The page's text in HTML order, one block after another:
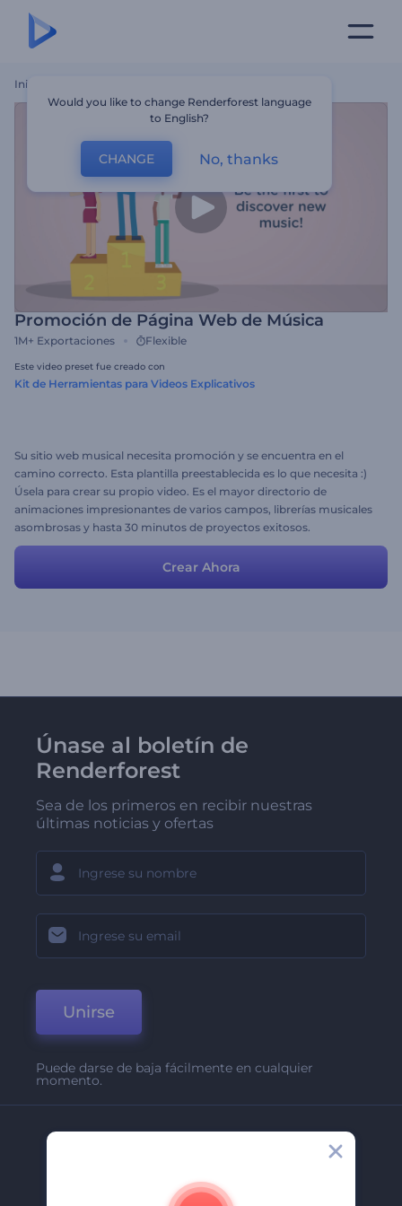
Inicio
Promoción de Página Web de Música
1M+ Exportaciones Flexible
Este video preset fue creado con
Kit de Herramientas para Videos Explicativos
Su sitio web musical necesita promoción y se encuentra en el
camino correcto. Esta plantilla preestablecida es lo que necesita :)
Úsela para crear su propio video. Es el mayor directorio de
animaciones impresionantes de varios campos, librerías musicales
asombrosas y hasta 30 minutos de proyectos exitosos.
Crear Ahora
Únase al boletín de
Renderforest
Sea de los primeros en recibir nuestras
últimas noticias y ofertas
Unirse
Puede darse de baja fácilmente en cualquier
momento.
Would you like to change Renderforest language
to English?
CHANGE No, thanks